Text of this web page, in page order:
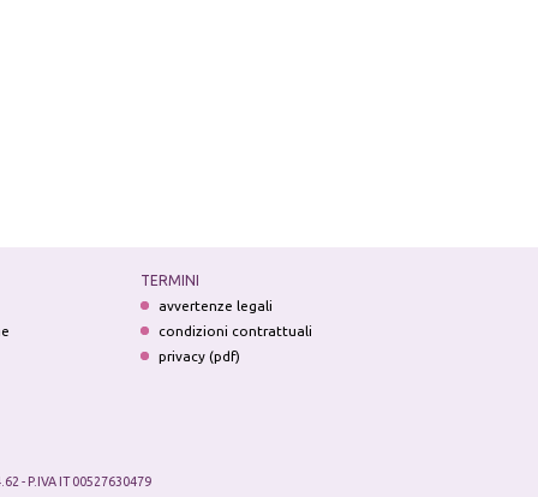
TERMINI
avvertenze legali
condizioni contrattuali
privacy (pdf)
- P.IVA IT 00527630479